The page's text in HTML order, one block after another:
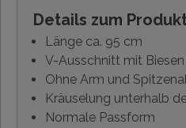
Details zum
Länge ca. 95 cm
V-Ausschnitt mit
Ohne Arm und
Kräuselung unterhalb
Normale Passform